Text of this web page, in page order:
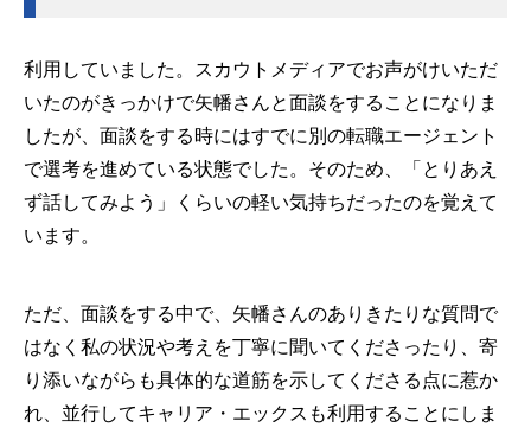
利用していました。スカウトメディアでお声がけいただ
いたのがきっかけで矢幡さんと面談をすることになりま
したが、面談をする時にはすでに別の転職エージェント
で選考を進めている状態でした。そのため、「とりあえ
ず話してみよう」くらいの軽い気持ちだったのを覚えて
います。
ただ、面談をする中で、矢幡さんのありきたりな質問で
はなく私の状況や考えを丁寧に聞いてくださったり、寄
り添いながらも具体的な道筋を示してくださる点に惹か
れ、並行してキャリア・エックスも利用することにしま